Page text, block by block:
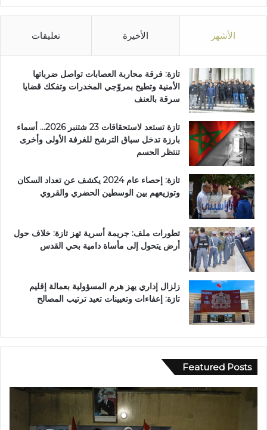
الأشهر الأخيرة تعليقات
تازة: فرقة محاربة العصابات تواصل ضرباتها
الأمنية وتطيح بمروّجي المخدرات وتفكك قضايا
سرقة بالعنف
تازة تستعد لاستحقاقات 23 شتنبر 2026… أسماء
بارزة تدخل سباق الترشح للغرفة الأولى وأخرى
تنتظر الحسم
تازة: إحصاء عام 2024 يكشف عن تعداد السكان
وتوزيعهم بين الوسطين الحضري والقروي
تطورات ملف: جريمة أسرية تهز تازة: خلاف حول
أرض يتحول إلى مأساة دامية بحي القدس
زلزال إداري يهز هرم المسؤولية بعمالة إقليم
تازة: إعفاءات وتعيينات تعيد ترتيب المصالح
Featured Posts
ر